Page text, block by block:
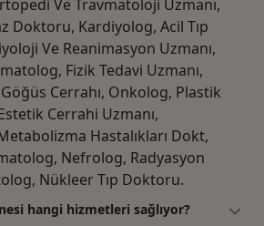
Ve Travmatoloji Uzmanı,
Doktoru, Kardiyolog, Acil Tıp
Ve Reanimasyon Uzmanı,
Fizik Tedavi Uzmanı,
Cerrahı, Onkolog, Plastik
Cerrahi Uzmanı,
Hastalıkları Dokt,
Nefrolog, Radyasyon
Nükleer Tıp Doktoru.
hangi hizmetleri sağlıyor?